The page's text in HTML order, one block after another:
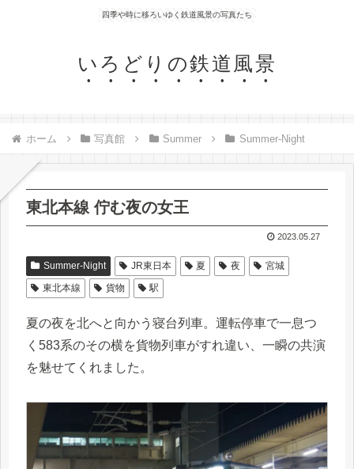
四季や時に移ろいゆく鉄道風景の写真たち
いろどりの鉄道風景
ホーム 写真館 Summer Summer-Night
東北本線 佇む夜の女王
2023.05.27
Summer-Night JR東日本 夏 夜
宮城
東北本線
貨物 駅
夏の夜を北へと向かう寝台列車。運転停車で一息つ
く583系のその横を貨物列車がすれ違い、一瞬の共演
を魅せてくれました。